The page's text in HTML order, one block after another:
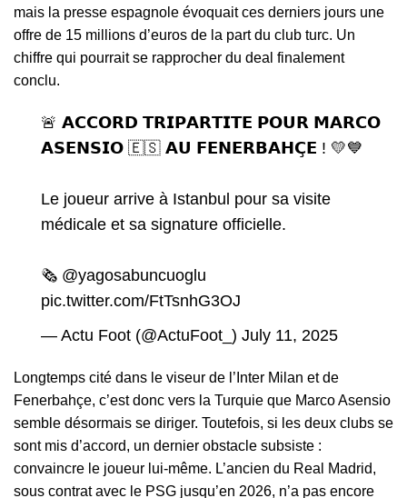
mais la presse espagnole évoquait ces derniers jours une
offre de 15 millions d’euros de la part du club turc. Un
chiffre qui pourrait se rapprocher du deal finalement
conclu.
🚨 𝗔𝗖𝗖𝗢𝗥𝗗 𝗧𝗥𝗜𝗣𝗔𝗥𝗧𝗜𝗧𝗘 𝗣𝗢𝗨𝗥 𝗠𝗔𝗥𝗖𝗢
𝗔𝗦𝗘𝗡𝗦𝗜𝗢 🇪🇸 𝗔𝗨 𝗙𝗘𝗡𝗘𝗥𝗕𝗔𝗛𝗖̧𝗘 ! 💛💙
Le joueur arrive à Istanbul pour sa visite
médicale et sa signature officielle.
🗞️ @yagosabuncuoglu
pic.twitter.com/FtTsnhG3OJ
— Actu Foot (@ActuFoot_) July 11, 2025
Longtemps cité dans le viseur de l’Inter Milan et de
Fenerbahçe, c’est donc vers la Turquie que Marco Asensio
semble désormais se diriger. Toutefois, si les deux clubs se
sont mis d’accord, un dernier obstacle subsiste :
convaincre le joueur lui-même. L’ancien du Real Madrid,
sous contrat avec le PSG jusqu’en 2026, n’a pas encore